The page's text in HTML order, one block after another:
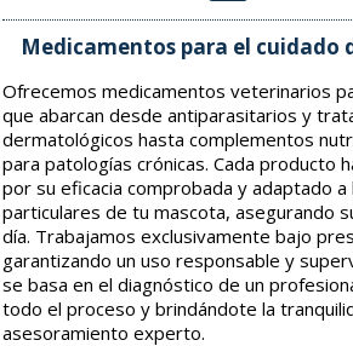
Medicamentos para el cuidado
Ofrecemos medicamentos veterinarios
que abarcan desde antiparasitarios y
dermatológicos hasta complementos
para patologías crónicas. Cada producto
por su eficacia comprobada y adaptado a
particulares de tu mascota, asegurando
día. Trabajamos exclusivamente bajo
garantizando un uso responsable y
se basa en el diagnóstico de un
todo el proceso y brindándote la
asesoramiento experto.